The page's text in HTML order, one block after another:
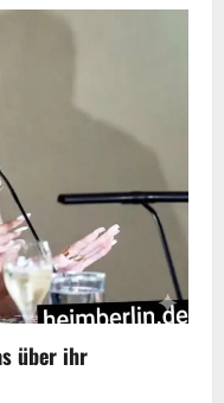
über ihr